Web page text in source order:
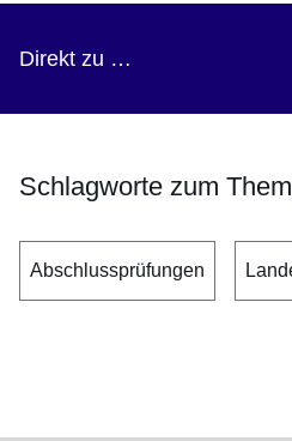
Direkt zu …
Schlagworte zum
Abschlussprüfungen